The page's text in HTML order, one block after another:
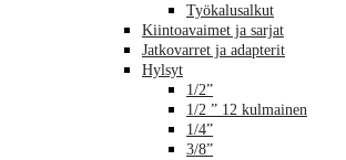
Työkalusalkut
Kiintoavaimet ja sarjat
Jatkovarret ja adapterit
Hylsyt
1/2”
1/2 ” 12 kulmainen
1/4”
3/8”